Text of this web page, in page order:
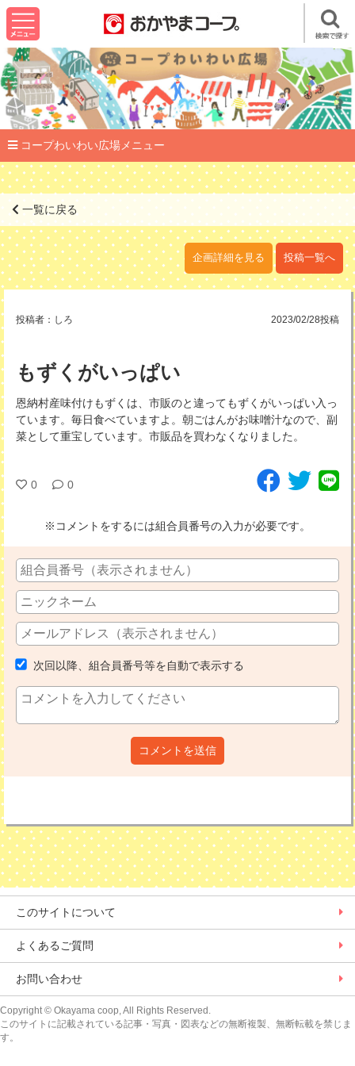
コープわいわい広場メニュー
一覧に戻る
企画詳細を見る 投稿一覧へ
投稿者： しろ 2023/02/28投稿
もずくがいっぱい
恩納村産味付けもずくは、市販のと違ってもずくがいっぱい入っ
ています。毎日食べていますよ。朝ごはんがお味噌汁なので、副
菜として重宝しています。市販品を買わなくなりました。
0 0
※コメントをするには組合員番号の入力が必要です。
次回以降、組合員番号等を自動で表示する
コメントを送信
このサイトについて
よくあるご質問
お問い合わせ
Copyright© Okayama coop, All Rights Reserved.
このサイトに記載されている記事・写真・図表などの無断複製、無断転載を禁じま
す。